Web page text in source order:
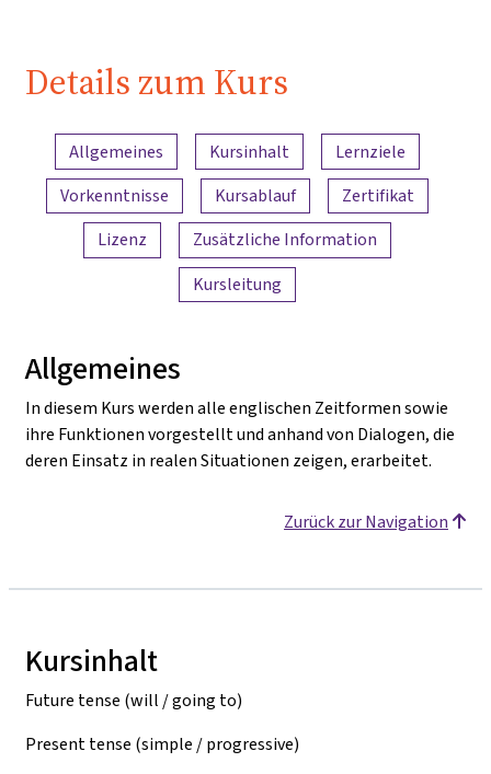
Details zum Kurs
Inhaltsübersicht
Allgemeines Kursinhalt
Lernziele
Vorkenntnisse
Kursablauf
Zertifikat
Lizenz
Zusätzliche Information
Kursleitung
Allgemeines
In diesem Kurs werden alle englischen Zeitformen sowie
ihre Funktionen vorgestellt und anhand von Dialogen, die
deren Einsatz in realen Situationen zeigen, erarbeitet.
Zurück zur Navigation
Kursinhalt
Future tense (will / going to)
Present tense (simple / progressive)